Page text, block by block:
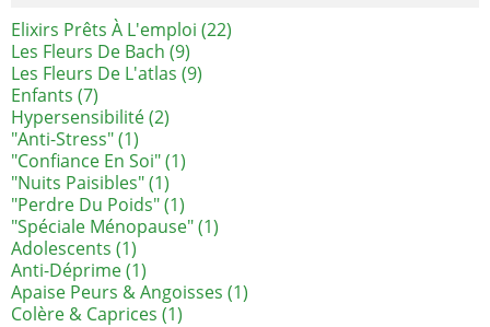
Elixirs Prêts À L'emploi (22)
Les Fleurs De Bach (9)
Les Fleurs De L'atlas (9)
Enfants (7)
Hypersensibilité(2)
"anti-Stress"(1)
"confiance En Soi"(1)
"nuits Paisibles"(1)
"perdre Du Poids"(1)
"spéciale Ménopause"(1)
Adolescents (1)
Anti-Déprime(1)
Apaise Peurs & Angoisses (1)
Colère & Caprices (1)